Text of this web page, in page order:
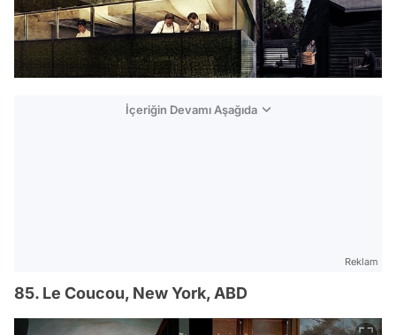
İçeriğin Devamı Aşağıda
Reklam
85. Le Coucou, New York, ABD